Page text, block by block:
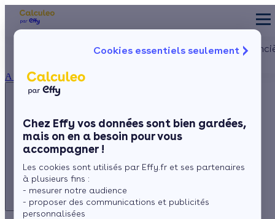
Cookies essentiels seulement
Chez Effy vos données sont bien gardées,
mais on en a besoin pour vous
accompagner !
Les cookies sont utilisés par Effy.fr et ses partenaires
à plusieurs fins :
- mesurer notre audience
- proposer des communications et publicités
personnalisées
À propos
du lundi au vendredi -
3456
Les aides
Ma Prime
Le chèque
Appelez-nous !
du lundi au vendredi - 8h à 19h
3456
Service gratuit
+ prix appel